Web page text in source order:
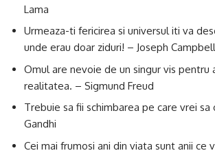
Lama
Urmeaza-ti fericirea si universul iti va
unde erau doar ziduri! – Joseph Campbell
Omul are nevoie de un singur vis pentru
realitatea. – Sigmund Freud
Trebuie sa fii schimbarea pe care vrei sa
Gandhi
Cei mai frumosi ani din viata sunt anii ce